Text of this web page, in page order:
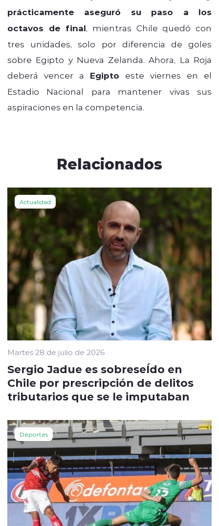
prácticamente aseguró su paso a los
octavos de final, mientras Chile quedó con
tres unidades, solo por diferencia de goles
sobre Egipto y Nueva Zelanda. Ahora, La Roja
deberá vencer a Egipto este viernes en el
Estadio Nacional para mantener vivas sus
aspiraciones en la competencia.
Relacionados
Actualidad
Martes 28 de julio de 2026
Sergio Jadue es sobreseÍdo en
Chile por prescripción de delitos
tributarios que se le imputaban
Deportes